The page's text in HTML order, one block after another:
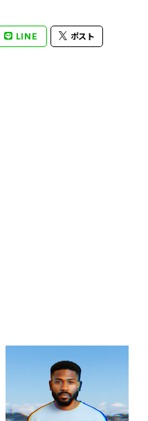
LINE ポスト